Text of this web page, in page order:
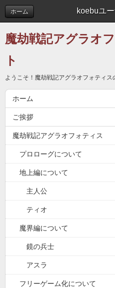
ホーム
魔劫戦記アグラオ
ト
ようこそ！魔劫戦記アグラオフォティス
ホーム
ご挨拶
魔劫戦記アグラオフォティス
プロローグについて
地上編について
主人公
ティオ
魔界編について
鏡の兵士
アスラ
フリーゲーム化について